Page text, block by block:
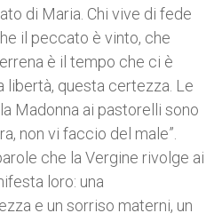
di Maria. Chi vive di fede
il peccato è vinto, che
è il tempo che ci è
libertà, questa certezza. Le
Madonna ai pastorelli sono
non vi faccio del male”.
che la Vergine rivolge ai
loro: una
e un sorriso materni, un